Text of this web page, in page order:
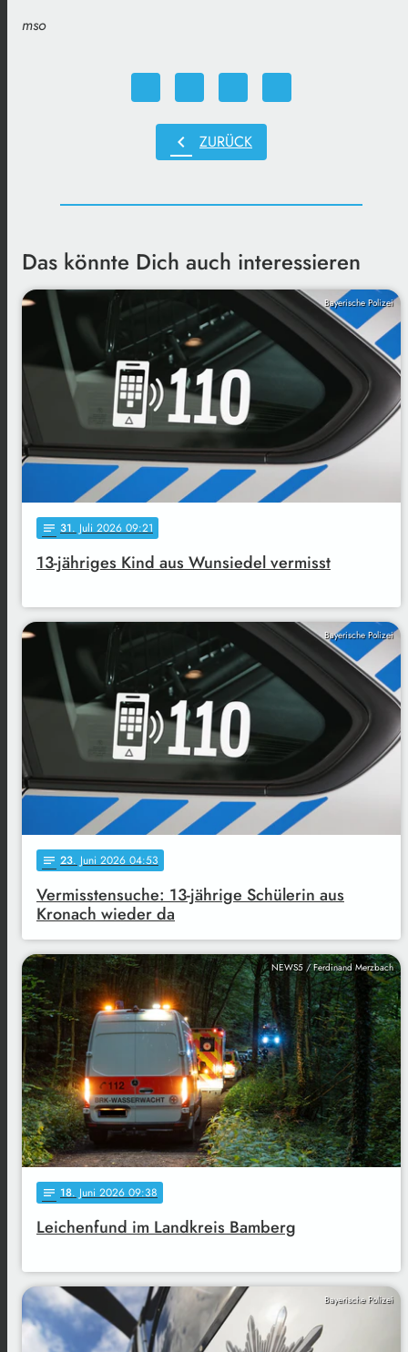
mso
chevron_left ZURÜCK
Das könnte Dich auch interessieren
Bayerische Polizei
notes 31. Juli 2026 09:21
13-jähriges Kind aus Wunsiedel vermisst
Bayerische Polizei
notes 23. Juni 2026 04:53
Vermisstensuche: 13-jährige Schülerin aus
Kronach wieder da
NEWS5 / Ferdinand Merzbach
notes 18. Juni 2026 09:38
Leichenfund im Landkreis Bamberg
Bayerische Polizei